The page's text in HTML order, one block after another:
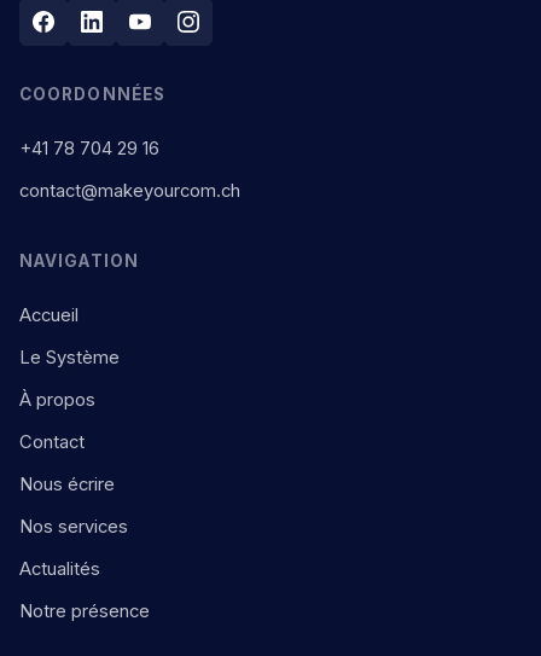
COORDONNÉES
+41 78 704 29 16
contact@makeyourcom.ch
NAVIGATION
Accueil
Le Système
À propos
Contact
Nous écrire
Nos services
Actualités
Notre présence